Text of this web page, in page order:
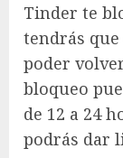
Tinder te
tendrás
poder
bloqueo
de 12 a 24
podrás dar